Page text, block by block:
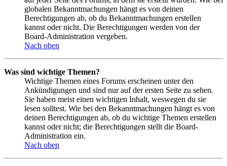
globalen Bekanntmachungen hängt es von deinen
Berechtigungen ab, ob du Bekanntmachungen erstellen
kannst oder nicht. Die Berechtigungen werden von der
Board-Administration vergeben.
Nach oben
Was sind wichtige Themen?
Wichtige Themen eines Forums erscheinen unter den
Ankündigungen und sind nur auf der ersten Seite zu sehen.
Sie haben meist einen wichtigen Inhalt, weswegen du sie
lesen solltest. Wie bei den Bekanntmachungen hängt es von
deinen Berechtigungen ab, ob du wichtige Themen erstellen
kannst oder nicht; die Berechtigungen stellt die Board-
Administration ein.
Nach oben